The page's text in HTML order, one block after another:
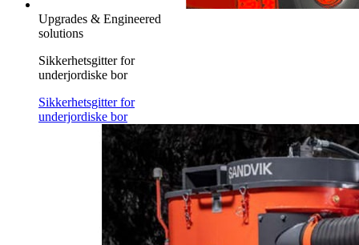
Upgrades & Engineered
solutions
Sikkerhetsgitter for
underjordiske bor
Sikkerhetsgitter for
underjordiske bor